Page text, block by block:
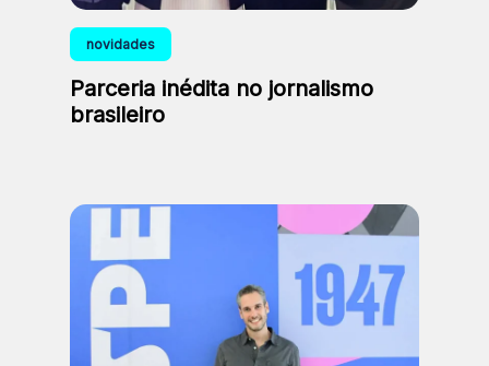
novidades
Parceria inédita no jornalismo
brasileiro